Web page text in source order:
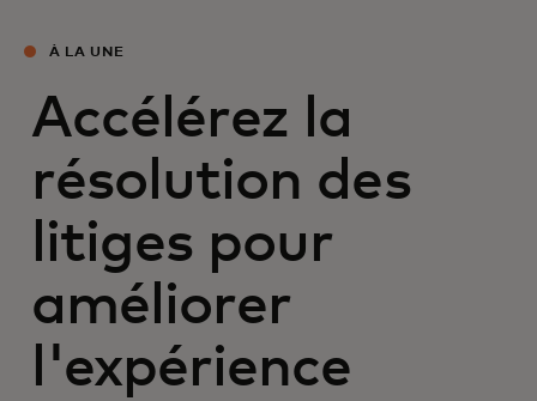
À LA UNE
Accélérez la
résolution des
litiges pour
améliorer
l'expérience